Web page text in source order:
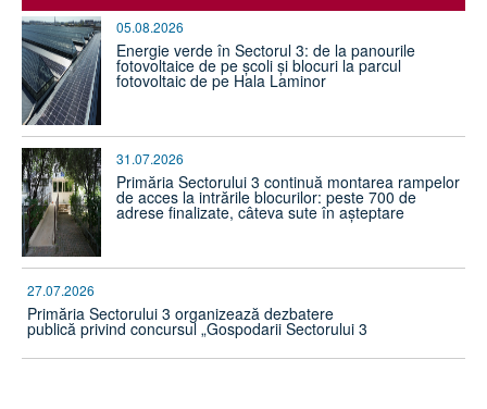
05.08.2026
Energie verde în Sectorul 3: de la panourile
fotovoltaice de pe școli și blocuri la parcul
fotovoltaic de pe Hala Laminor
31.07.2026
Primăria Sectorului 3 continuă montarea rampelor
de acces la intrările blocurilor: peste 700 de
adrese finalizate, câteva sute în așteptare
27.07.2026
Primăria Sectorului 3 organizează dezbatere
publică privind concursul „Gospodarii Sectorului 3